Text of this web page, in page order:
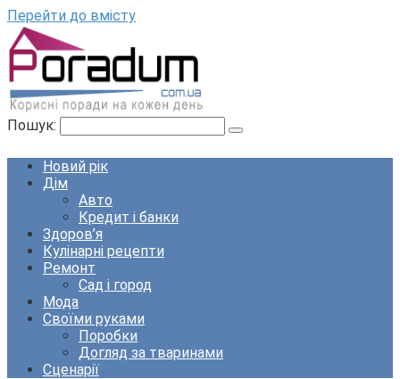
Перейти до вмісту
Пошук:
Новий рік
Дім
Авто
Кредит і банки
Здоров’я
Кулінарні рецепти
Ремонт
Сад і город
Мода
Своїми руками
Поробки
Догляд за тваринами
Сценарії